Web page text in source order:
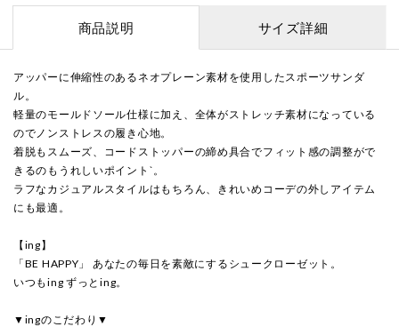
商品説明 サイズ詳細
アッパーに伸縮性のあるネオプレーン素材を使用したスポーツサンダ
ル。
軽量のモールドソール仕様に加え、全体がストレッチ素材になっている
のでノンストレスの履き心地。
着脱もスムーズ、コードストッパーの締め具合でフィット感の調整がで
きるのもうれしいポイント`。
ラフなカジュアルスタイルはもちろん、きれいめコーデの外しアイテム
にも最適。
【ing】
「BE HAPPY」 あなたの毎日を素敵にするシュークローゼット。
いつもing ずっとing。
▼ingのこだわり▼